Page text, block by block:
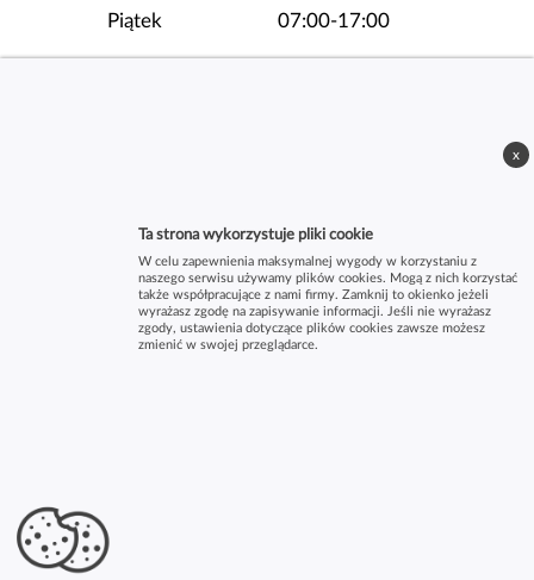
Piątek 07:00-17:00
Ta strona wykorzystuje pliki cookie
W celu zapewnienia maksymalnej wygody w korzystaniu z
naszego serwisu używamy plików cookies. Mogą z nich korzystać
także współpracujące z nami firmy. Zamknij to okienko jeżeli
wyrażasz zgodę na zapisywanie informacji. Jeśli nie wyrażasz
zgody, ustawienia dotyczące plików cookies zawsze możesz
zmienić w swojej przeglądarce.
x